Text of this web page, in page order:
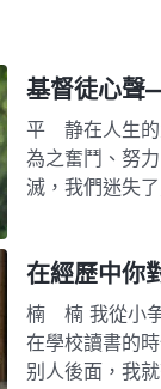
基督徒心聲
平 静在人生的
為之奮鬥、努
滅，我們迷失
在經歷中你
楠 楠 我從小争
在學校讀書的
别人後面，我